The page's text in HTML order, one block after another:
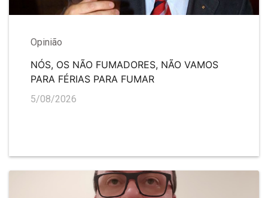
Opinião
NÓS, OS NÃO FUMADORES, NÃO VAMOS
PARA FÉRIAS PARA FUMAR
5/08/2026